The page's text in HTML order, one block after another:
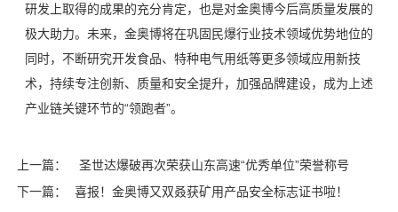
研发上取得的成果的充分肯定，也是对金奥博今后高质量发展的
极大助力。未来，金奥博将在巩固民爆行业技术领域优势地位的
同时，不断研究开发食品、特种电气用纸等更多领域应用新技
术，持续专注创新、质量和安全提升，加强品牌建设，成为上述
产业链关键环节的“领跑者”。
上一篇：
圣世达爆破再次荣获山东高速“优秀单位”荣誉称号
下一篇：
喜报！金奥博又双叒获矿用产品安全标志证书啦！